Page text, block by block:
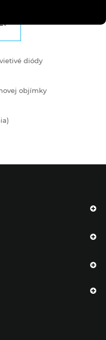
diódy
objímky